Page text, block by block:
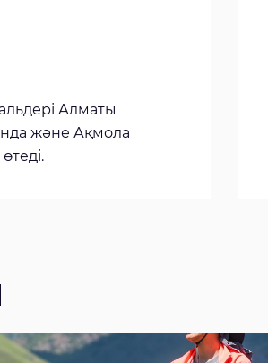
Алматы
және Ақмола